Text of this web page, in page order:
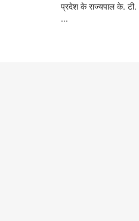
प्रदेश के राज्यपाल के. टी.
...